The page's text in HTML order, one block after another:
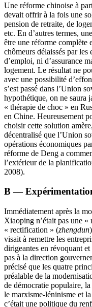
Une réforme chinoise à
devait offrir à la fois une
pension de retraite, de
etc. En d’autres termes,
être une réforme complète
chômeurs délaissés par les
d’emploi, ni d’assurance
logement. Le résultat ne
avec une possibilité
s’est passé dans l’Union
hypothétique, on ne saura
« thérapie de choc » en
en Chine. Heureusement
choisir cette solution
décentralisé que l’Union
opérations économiques
réforme de Deng a
l’extérieur de la
2008).
B —
Immédiatement après la
Xiaoping n’était pas une
« rectification » (zhengdun
visait à remettre les
dirigeantes en révoquant
pas à la direction
précisé que les quatre
préalable de la
de démocratie populaire,
le marxisme-léninisme et
c’était une politique du